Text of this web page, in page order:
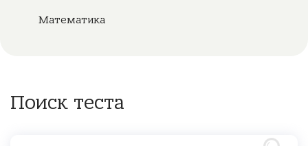
Математика
Поиск теста